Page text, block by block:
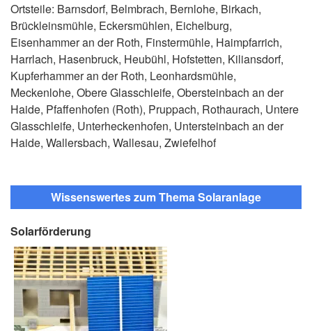
Ortsteile: Barnsdorf, Belmbrach, Bernlohe, Birkach,
Brückleinsmühle, Eckersmühlen, Eichelburg,
Eisenhammer an der Roth, Finstermühle, Haimpfarrich,
Harrlach, Hasenbruck, Heubühl, Hofstetten, Kiliansdorf,
Kupferhammer an der Roth, Leonhardsmühle,
Meckenlohe, Obere Glasschleife, Obersteinbach an der
Haide, Pfaffenhofen (Roth), Pruppach, Rothaurach, Untere
Glasschleife, Unterheckenhofen, Untersteinbach an der
Haide, Wallersbach, Wallesau, Zwiefelhof
Wissenswertes zum Thema Solaranlage
Solarförderung